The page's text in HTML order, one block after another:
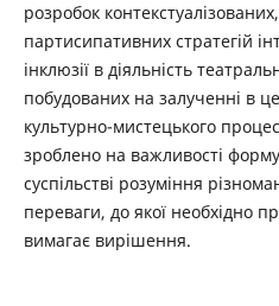
розробок
партисипативних стратегій
інклюзії в діяльність
побудованих на залученні в
культурно-мистецького
зроблено на важливості
суспільстві розуміння
переваги, до якої необхідно
вимагає вирішення.